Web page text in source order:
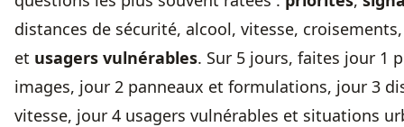
distances de sécurité, alcool, vitesse,
et usagers vulnérables. Sur 5 jours, faites jour 1
images, jour 2 panneaux et formulations, jour 3
vitesse, jour 4 usagers vulnérables et situations